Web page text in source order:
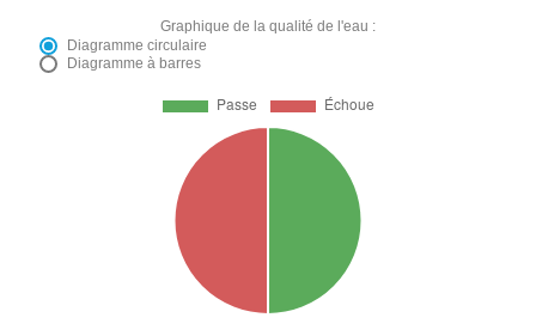
Graphique de la qualité de l'eau :
Diagramme circulaire
Diagramme à barres